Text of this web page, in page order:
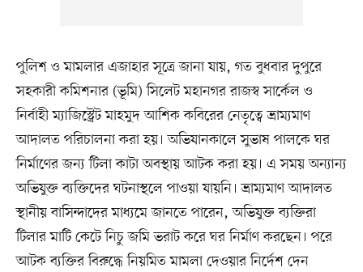
পুলিশ ও মামলার এজাহার সূত্রে জানা যায়, গত বুধবার দুপুরে
সহকারী কমিশনার (ভূমি) সিলেট মহানগর রাজস্ব সার্কেল ও
নির্বাহী ম্যাজিস্ট্রেট মাহমুদ আশিক কবিরের নেতৃত্বে ভ্রাম্যমাণ
আদালত পরিচালনা করা হয়। অভিযানকালে সুভাষ পালকে ঘর
নির্মাণের জন্য টিলা কাটা অবস্থায় আটক করা হয়। এ সময় অন্যান্য
অভিযুক্ত ব্যক্তিদের ঘটনাস্থলে পাওয়া যায়নি। ভ্রাম্যমাণ আদালত
স্থানীয় বাসিন্দাদের মাধ্যমে জানতে পারেন, অভিযুক্ত ব্যক্তিরা
টিলার মাটি কেটে নিচু জমি ভরাট করে ঘর নির্মাণ করছেন। পরে
আটক ব্যক্তির বিরুদ্ধে নিয়মিত মামলা দেওয়ার নির্দেশ দেন